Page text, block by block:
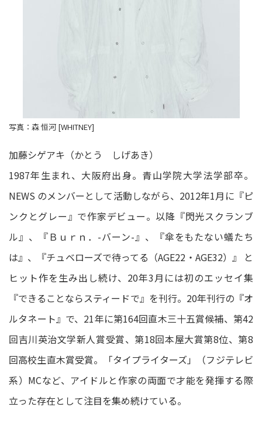
写真：森 恒河 [WHITNEY]
加藤シゲアキ（かとう しげあき）
1987年生まれ、大阪府出身。青山学院大学法学部卒。
NEWS のメンバーとして活動しながら、2012年1月に『ピ
ンクとグレー』で作家デビュー。以降『閃光スクランブ
ル』、『Ｂｕｒｎ．-バーン-』、『傘をもたない蟻たち
は』、『チュベローズで待ってる（AGE22・AGE32）』 と
ヒット作を生み出し続け、20年3月には初のエッセイ集
『できることならスティードで』を刊行。20年刊行の『オ
ルタネート』で、21年に第164回直木三十五賞候補、第42
回吉川英治文学新人賞受賞、第18回本屋大賞第8位、第8
回高校生直木賞受賞。「タイプライターズ」（フジテレビ
系）MCなど、アイドルと作家の両面で才能を発揮する際
立った存在として注目を集め続けている。